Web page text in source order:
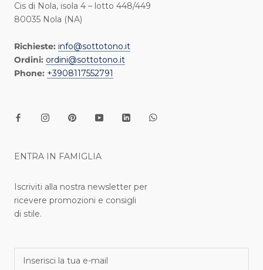
Cis di Nola, isola 4 – lotto 448/449
80035 Nola (NA)
Richieste: info@sottotono.it
Ordini: ordini@sottotono.it
Phone: +3908117552791
ENTRA IN FAMIGLIA
Iscriviti alla nostra newsletter per
ricevere promozioni e consigli
di stile.